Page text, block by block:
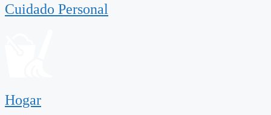
Cuidado Personal
Hogar